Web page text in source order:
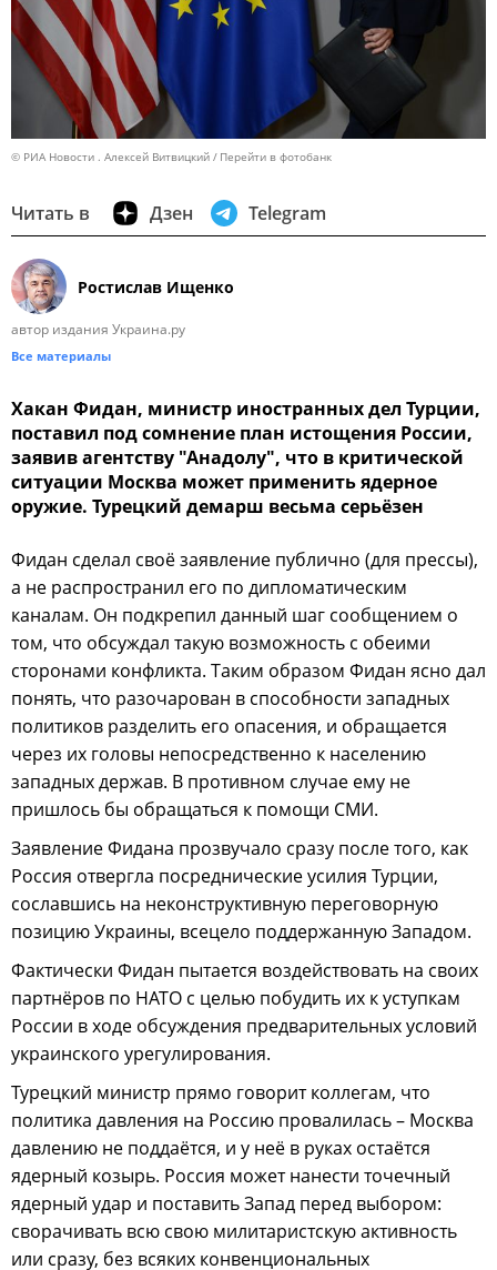
© РИА Новости . Алексей Витвицкий Перейти в фотобанк
Читать в Дзен Telegram
Ростислав Ищенко
автор издания Украина.ру
Все материалы
Хакан Фидан, министр иностранных дел Турции,
поставил под сомнение план истощения России,
заявив агентству "Анадолу", что в критической
ситуации Москва может применить ядерное
оружие. Турецкий демарш весьма серьёзен
Фидан сделал своё заявление публично (для прессы),
а не распространил его по дипломатическим
каналам. Он подкрепил данный шаг сообщением о
том, что обсуждал такую возможность с обеими
сторонами конфликта. Таким образом Фидан ясно дал
понять, что разочарован в способности западных
политиков разделить его опасения, и обращается
через их головы непосредственно к населению
западных держав. В противном случае ему не
пришлось бы обращаться к помощи СМИ.
Заявление Фидана прозвучало сразу после того, как
Россия отвергла посреднические усилия Турции,
сославшись на неконструктивную переговорную
позицию Украины, всецело поддержанную Западом.
Фактически Фидан пытается воздействовать на своих
партнёров по НАТО с целью побудить их к уступкам
России в ходе обсуждения предварительных условий
украинского урегулирования.
Турецкий министр прямо говорит коллегам, что
политика давления на Россию провалилась – Москва
давлению не поддаётся, и у неё в руках остаётся
ядерный козырь. Россия может нанести точечный
ядерный удар и поставить Запад перед выбором:
сворачивать всю свою милитаристскую активность
или сразу, без всяких конвенциональных